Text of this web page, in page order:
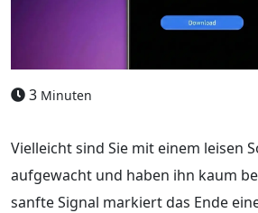
3 Minuten
Vielleicht sind Sie mit einem leisen
aufgewacht und haben ihn kaum
sanfte Signal markiert das Ende